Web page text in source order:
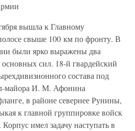
вышла к Главному
свыше 100 км по фронту. В
были ярко выражены два
основных сил. 18-й гвардейский
состава под
майора И. М. Афонина
в районе севернее Рунины,
к главной группировке войск
имел задачу наступать в